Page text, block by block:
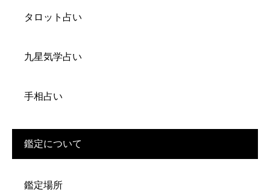
タロット占い
九星気学占い
手相占い
鑑定について
鑑定場所